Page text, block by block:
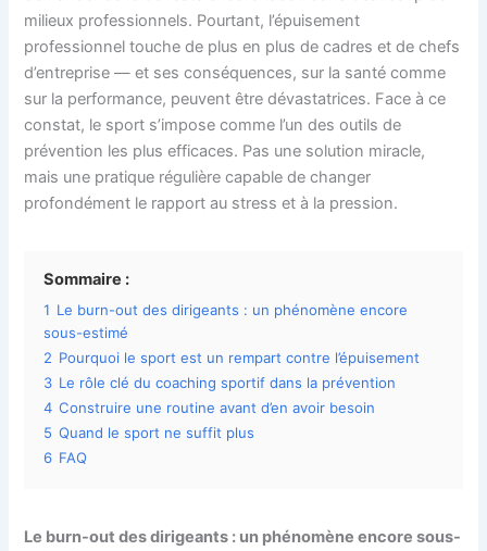
milieux professionnels. Pourtant, l’épuisement
professionnel touche de plus en plus de cadres et de chefs
d’entreprise — et ses conséquences, sur la santé comme
sur la performance, peuvent être dévastatrices. Face à ce
constat, le sport s’impose comme l’un des outils de
prévention les plus efficaces. Pas une solution miracle,
mais une pratique régulière capable de changer
profondément le rapport au stress et à la pression.
Sommaire :
1 Le burn-out des dirigeants : un phénomène encore
sous-estimé
2 Pourquoi le sport est un rempart contre l’épuisement
3 Le rôle clé du coaching sportif dans la prévention
4 Construire une routine avant d’en avoir besoin
5 Quand le sport ne suffit plus
6 FAQ
Le burn-out des dirigeants : un phénomène encore sous-